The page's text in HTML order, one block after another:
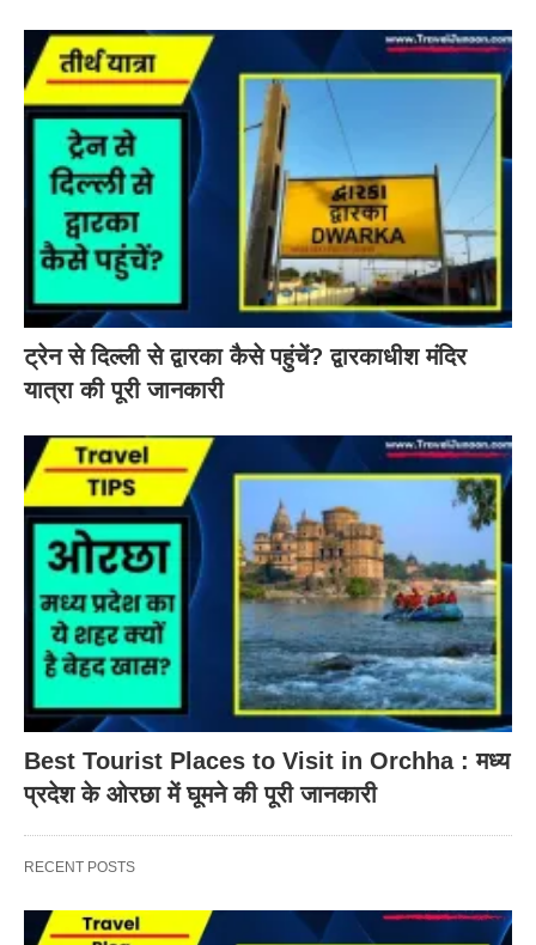
ट्रेन से दिल्ली से द्वारका कैसे पहुंचें? द्वारकाधीश मंदिर
यात्रा की पूरी जानकारी
Best Tourist Places to Visit in Orchha : मध्य
प्रदेश के ओरछा में घूमने की पूरी जानकारी
RECENT POSTS